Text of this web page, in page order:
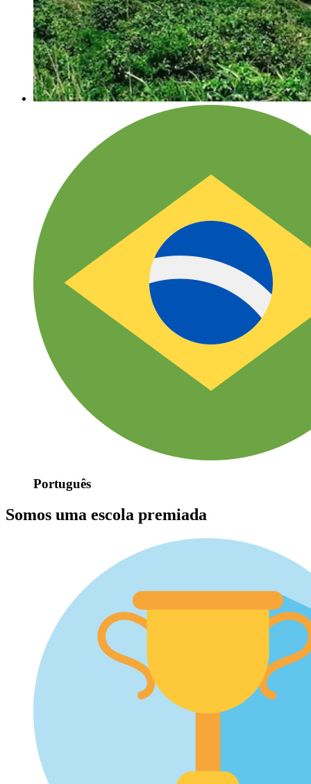
Português
Somos uma escola premiada